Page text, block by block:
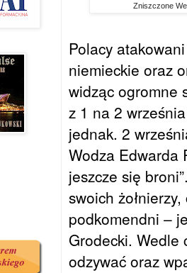
Zniszczone
Polacy
niemieckie oraz
widząc ogromne
z 1 na 2
jednak. 2
Wodza Edwarda
jeszcze się
swoich
podkomendni –
Grodecki. Wedle
odzywać oraz